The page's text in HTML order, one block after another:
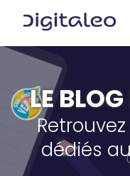
LE
dédiés